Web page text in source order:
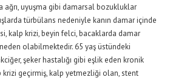
uyuşma gibi damarsal bozukluklar
türbülans nedeniyle kanın damar içinde
kalp krizi, beyin felci, bacaklarda damar
olabilmektedir. 65 yaş üstündeki
şeker hastalığı gibi eşlik eden kronik
krizi geçirmiş, kalp yetmezliği olan, stent